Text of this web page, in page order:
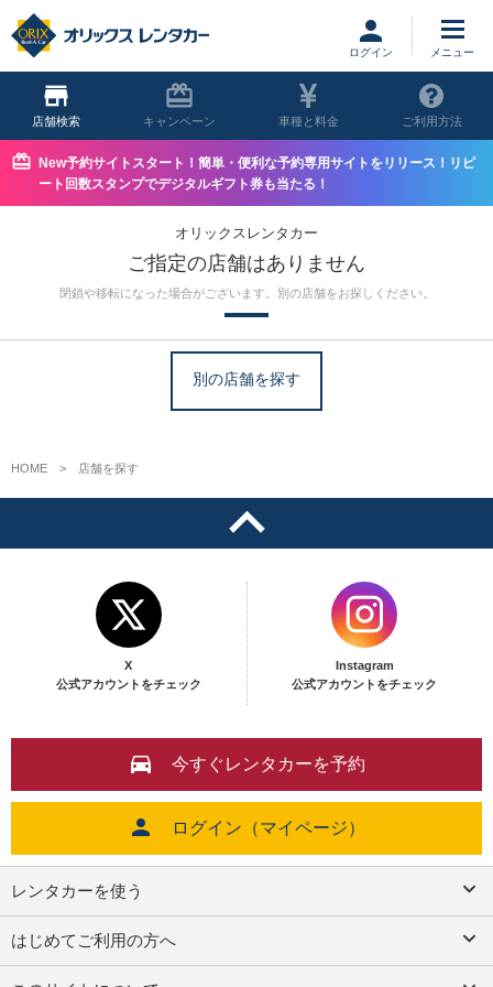
ログイン
店舗 キャンペーン 車種と料金 ご利用方法
New予約サイトスタート！簡単・便利な予約専用サイトをリリース！リピ
ート回数スタンプでデジタルギフト券も当たる！
オリックスレンタカー
ご指定の店舗はありません
閉鎖や移転になった場合がございます。別の店舗をお探しください。
別の店舗を探す
HOME 店舗を探す
X
公式アカウントをチェック
Instagram
公式アカウントをチェック
今すぐレンタカーを予約
ログイン（マイページ）
レンタカーを使う
はじめてご利用の方へ